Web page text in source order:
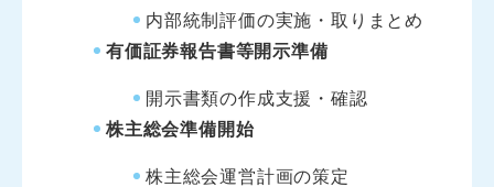
内部統制評価の実施・取りまとめ
有価証券報告書等開示準備
開示書類の作成支援・確認
株主総会準備開始
株主総会運営計画の策定